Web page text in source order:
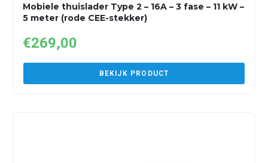
Mobiele thuislader Type 2 – 16A – 3 fase – 11 kW –
5 meter (rode CEE-stekker)
€269,00
BEKIJK PRODUCT